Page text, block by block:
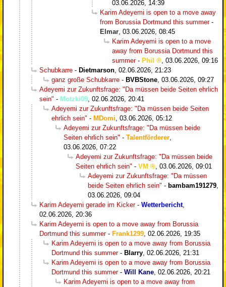
03.06.2026, 14:39
Karim Adeyemi is open to a move away
from Borussia Dortmund this summer-
Elmar, 03.06.2026, 08:45
Karim Adeyemi is open to a move
away from Borussia Dortmund this
summer- Phil , 03.06.2026, 09:16
Schubkarre - Dietmarson, 02.06.2026, 21:23
ganz große Schubkarre - BVBStone, 03.06.2026, 09:27
Adeyemi zur Zukunftsfrage: "Da müssen beide Seiten ehrlich
sein" - Motzki09, 02.06.2026, 20:41
Adeyemi zur Zukunftsfrage: "Da müssen beide Seiten
ehrlich sein" - MDomi, 03.06.2026, 05:12
Adeyemi zur Zukunftsfrage: "Da müssen beide
Seiten ehrlich sein" - Talentförderer,
03.06.2026, 07:22
Adeyemi zur Zukunftsfrage: "Da müssen beide
Seiten ehrlich sein" - VM , 03.06.2026, 09:01
Adeyemi zur Zukunftsfrage: "Da müssen
beide Seiten ehrlich sein" - bambam191279,
03.06.2026, 09:04
Karim Adeyemi gerade im Kicker- Wetterbericht,
02.06.2026, 20:36
Karim Adeyemi is open to a move away from Borussia
Dortmund this summer- Frank1299, 02.06.2026, 19:35
Karim Adeyemi is open to a move away from Borussia
Dortmund this summer- Blarry, 02.06.2026, 21:31
Karim Adeyemi is open to a move away from Borussia
Dortmund this summer- Will Kane, 02.06.2026, 20:21
Karim Adeyemi is open to a move away from